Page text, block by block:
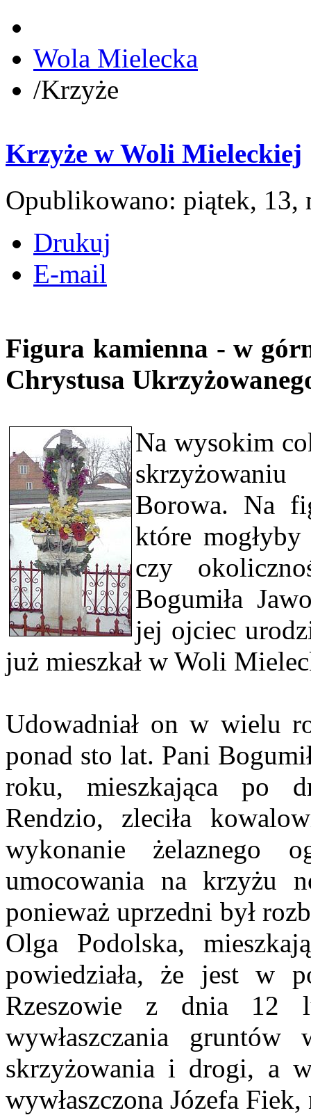
Wola Mielecka
/Krzyże
Krzyże w Woli Mieleckiej
Opublikowano: piątek, 13,
Drukuj
E-mail
Figura kamienna - w
Chrystusa
Na wysokim
Borowa. Na
które
czy
Bogumiła
jej ojciec
już mieszkał w Woli
Udowadniał on w wielu
ponad sto lat. Pani
roku, mieszkająca po
Rendzio, zleciła
wykonanie żelaznego
umocowania na krzyżu
ponieważ uprzedni był
Olga Podolska,
powie­działa, że jest w
Rzeszowie z dnia 12
wywłaszczania
skrzyżowania i drogi, a
wywłaszczona Józefa